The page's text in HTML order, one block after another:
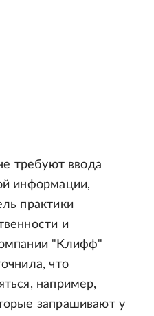
требуют ввода
информации,
практики
и
"Клифф"
что
например,
запрашивают у